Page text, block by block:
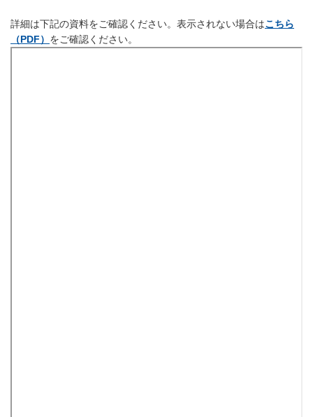
詳細は下記の資料をご確認ください。表示されない場合はこちら
（PDF） をご確認ください。